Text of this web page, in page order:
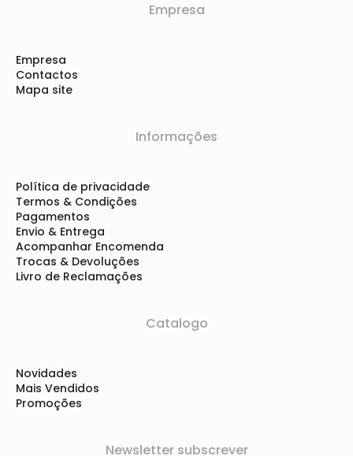
Empresa
Empresa
Contactos
Mapa site
Informações
Política de privacidade
Termos & Condições
Pagamentos
Envio & Entrega
Acompanhar Encomenda
Trocas & Devoluções
Livro de Reclamações
Catalogo
Novidades
Mais Vendidos
Promoções
Newsletter subscrever